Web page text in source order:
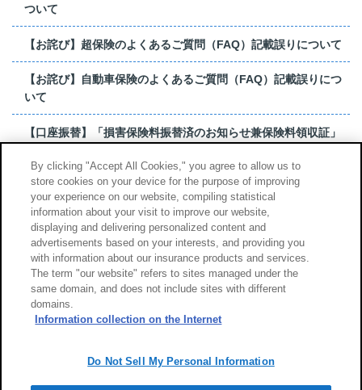
ついて
【お詫び】超保険のよくあるご質問（FAQ）記載誤りについて
【お詫び】自動車保険のよくあるご質問（FAQ）記載誤りにつ
いて
【口座振替】「損害保険料振替済のお知らせ兼保険料領収証」
【お詫び】超保険のよくあるご質問（FAQ）記載誤りについて
もっと見る
サイトのご利用について
勧誘方針
By clicking "Accept All Cookies," you agree to allow us to
store cookies on your device for the purpose of improving
your experience on our website, compiling statistical
information about your visit to improve our website,
displaying and delivering personalized content and
advertisements based on your interests, and providing you
with information about our insurance products and services.
The term "our website" refers to sites managed under the
same domain, and does not include sites with different
domains.
Information collection on the Internet
Do Not Sell My Personal Information